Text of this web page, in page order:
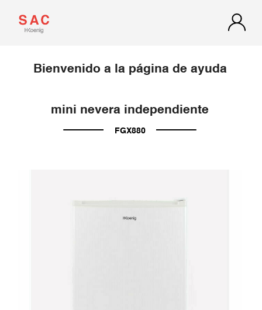
Bienvenido a la página de ayuda
mini nevera independiente
FGX880